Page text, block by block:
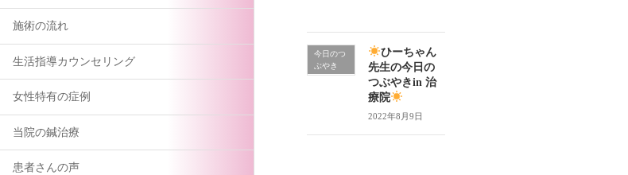
施術の流れ
生活指導カウンセリング
女性特有の症例
当院の鍼治療
患者さんの声
今日のつ
ぶやき
ひーちゃん
先生の今日の
つぶやきin 治
療院
2022年8月9日